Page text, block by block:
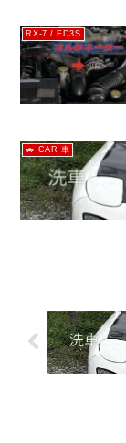
RX-7 / FD3S
🚗 CAR 車